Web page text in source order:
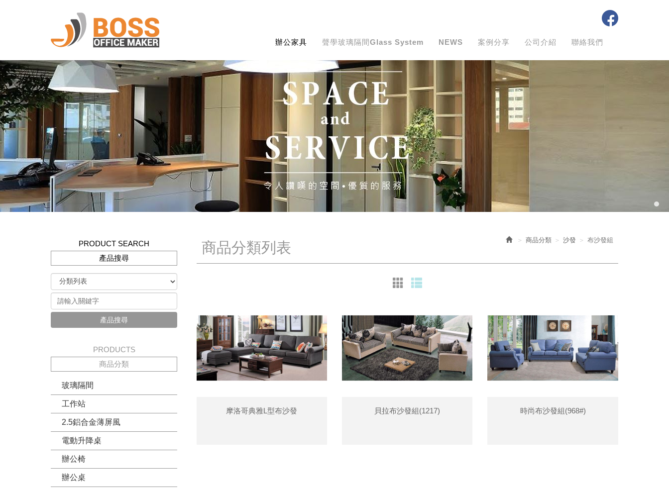
辦公家具 聲學玻璃隔間Glass System NEWS 案例分享 公司介紹 聯絡我們
PRODUCT SEARCH
產品搜尋
產品搜尋
PRODUCTS
商品分類
玻璃隔間
工作站
2.5鋁合金薄屏風
電動升降桌
辦公椅
辦公桌
商品分類 沙發 布沙發組
商品分類列表
摩洛哥典雅L型布沙發 貝拉布沙發組(1217) 時尚布沙發組(968#)